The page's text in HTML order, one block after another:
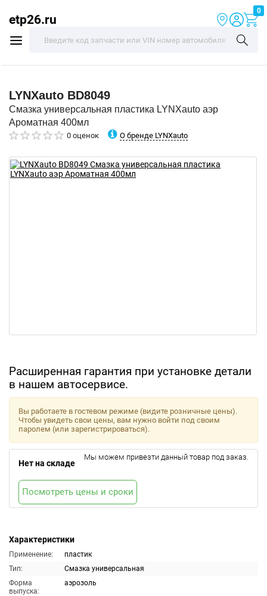
etp26.ru
0
LYNXauto BD8049
Смазка универсальная пластика LYNXauto аэр
Ароматная 400мл
0 оценок О бренде LYNXauto
Расширенная гарантия при установке детали
в нашем автосервисе.
Характеристики
Применение:
пластик
Тип:
Смазка универсальная
Форма
выпуска:
аэрозоль
Вы работаете в гостевом режиме (видите розничные цены).
Чтобы увидеть свои цены, вам нужно войти под своим
паролем (или зарегистрироваться).
Нет на складе
Мы можем привезти данный товар под заказ.
Посмотреть цены и сроки